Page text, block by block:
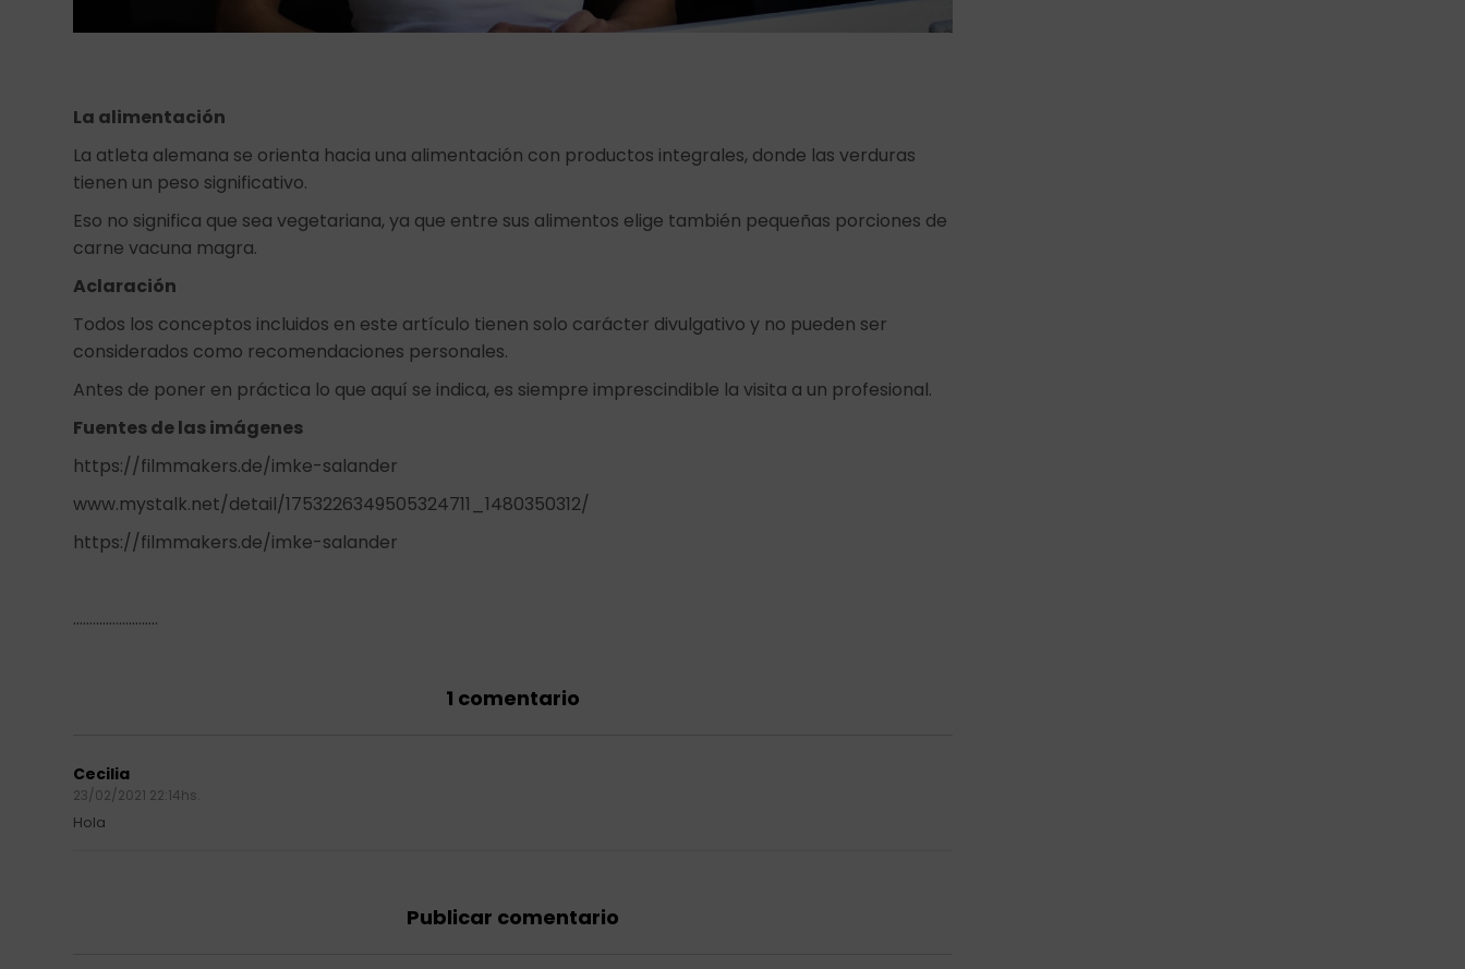
La alimentación
La atleta alemana se orienta hacia una alimentación con productos integrales, donde las verduras
tienen un peso significativo.
Eso no significa que sea vegetariana, ya que entre sus alimentos elige también pequeñas porciones de
carne vacuna magra.
Aclaración
Todos los conceptos incluidos en este artículo tienen solo carácter divulgativo y no pueden ser
considerados como recomendaciones personales.
Antes de poner en práctica lo que aquí se indica, es siempre imprescindible la visita a un profesional.
Fuentes de las imágenes
https://filmmakers.de/imke-salander
www.mystalk.net/detail/1753226349505324711_1480350312/
https://filmmakers.de/imke-salander
……………………..
1 comentario
Cecilia
23/02/2021 22:14hs.
Hola
Publicar comentario